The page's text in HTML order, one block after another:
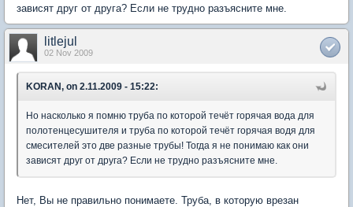
зависят друг от друга? Если не трудно разъясните мне.
litlejul
02 Nov 2009
KORAN, on 2.11.2009 - 15:22:
Но насколько я помню труба по которой течёт горячая вода для
полотенцесушителя и труба по которой течёт горячая водя для
смесителей это две разные трубы! Тогда я не понимаю как они
зависят друг от друга? Если не трудно разъясните мне.
Нет, Вы не правильно понимаете. Труба, в которую врезан